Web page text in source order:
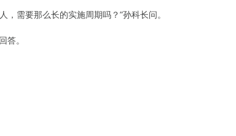
需要那么长的实施周期吗？”孙科长问。
答。